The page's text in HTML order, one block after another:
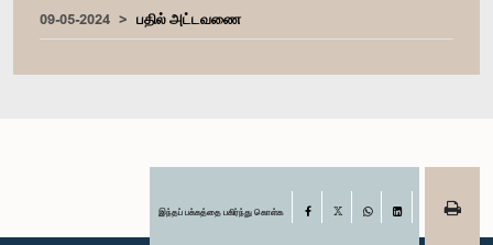
09-05-2024
பதில் அட்டவணை
இந்தப் பக்கத்தை பகிர்ந்து கொள்க Facebook